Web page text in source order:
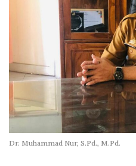
Dr. Muhammad Nur, S.Pd., M.Pd.